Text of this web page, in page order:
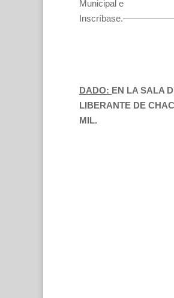
Municipal e
DADO: EN LA SALA
LIBERANTE DE
MIL.